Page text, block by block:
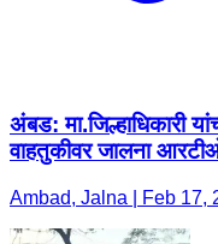
अंबड: मा.जिल्हाधिकारी
वाहतुकीवर जालना
Ambad, Jalna | Feb 17,